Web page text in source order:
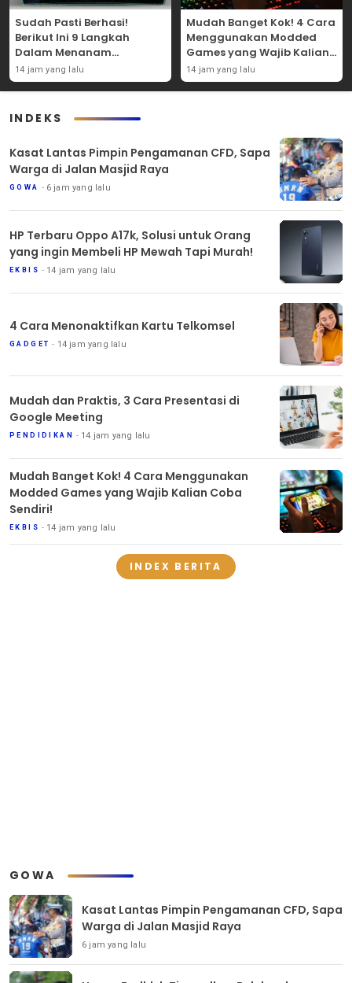
Sudah Pasti Berhasi!
Berikut Ini 9 Langkah
Dalam Menanam
Tanaman Carpet Seed Di
Aquascape!
14 jam yang lalu
Mudah Banget Kok! 4 Cara
Menggunakan Modded
Games yang Wajib Kalian
Coba Sendiri!
14 jam yang lalu
INDEKS
Kasat Lantas Pimpin Pengamanan CFD, Sapa
Warga di Jalan Masjid Raya
GOWA 6 jam yang lalu
HP Terbaru Oppo A17k, Solusi untuk Orang
yang ingin Membeli HP Mewah Tapi Murah!
EKBIS 14 jam yang lalu
4 Cara Menonaktifkan Kartu Telkomsel
GADGET 14 jam yang lalu
Mudah dan Praktis, 3 Cara Presentasi di
Google Meeting
PENDIDIKAN 14 jam yang lalu
Mudah Banget Kok! 4 Cara Menggunakan
Modded Games yang Wajib Kalian Coba
Sendiri!
EKBIS 14 jam yang lalu
INDEX BERITA
GOWA
Kasat Lantas Pimpin Pengamanan CFD, Sapa
Warga di Jalan Masjid Raya
6 jam yang lalu